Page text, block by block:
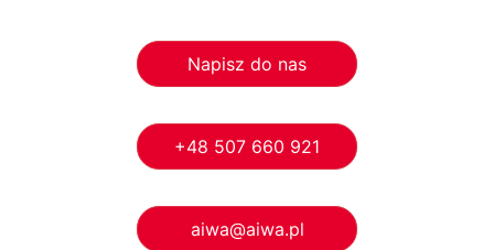
Napisz do nas
+48 507 660 921
aiwa@aiwa.pl